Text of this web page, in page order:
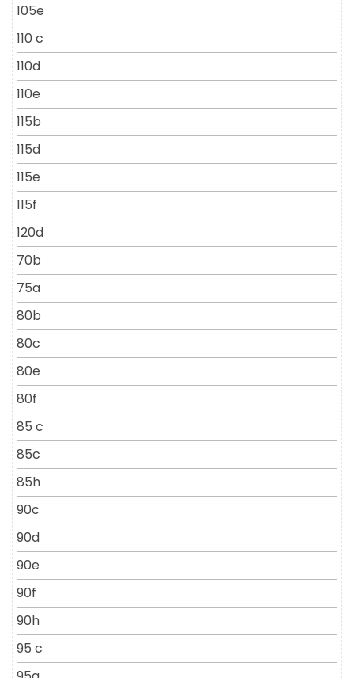
105e
110 c
110d
110e
115b
115d
115e
115f
120d
70b
75a
80b
80c
80e
80f
85 c
85c
85h
90c
90d
90e
90f
90h
95 c